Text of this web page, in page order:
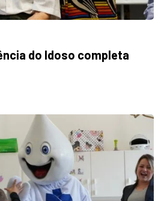
do Idoso completa